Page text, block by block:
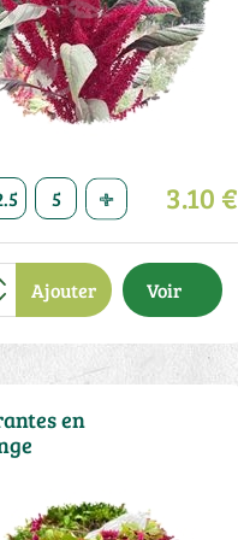
5 10 20 50
3.10 €
Ajouter Voir
en